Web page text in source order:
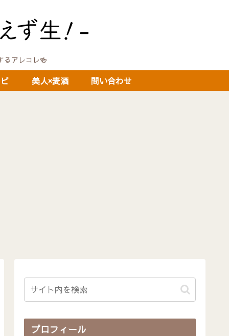
アレコレ🍻
美人×麦酒 問い合わせ
プロフィール